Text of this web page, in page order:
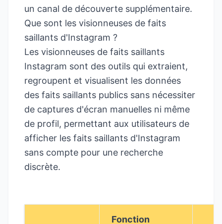
un canal de découverte supplémentaire.
Que sont les visionneuses de faits
saillants d'Instagram ?
Les visionneuses de faits saillants
Instagram sont des outils qui extraient,
regroupent et visualisent les données
des faits saillants publics sans nécessiter
de captures d'écran manuelles ni même
de profil, permettant aux utilisateurs de
afficher les faits saillants d'Instagram
sans compte pour une recherche
discrète.
Fonction